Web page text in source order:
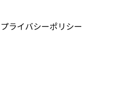
プライバシーポリシー